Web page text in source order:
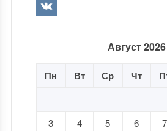
Август 2026
Пн Вт Ср Чт
3
4 5 6 7